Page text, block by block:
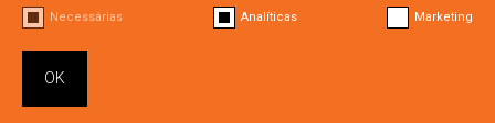
Necessárias Analíticas Marketing
OK